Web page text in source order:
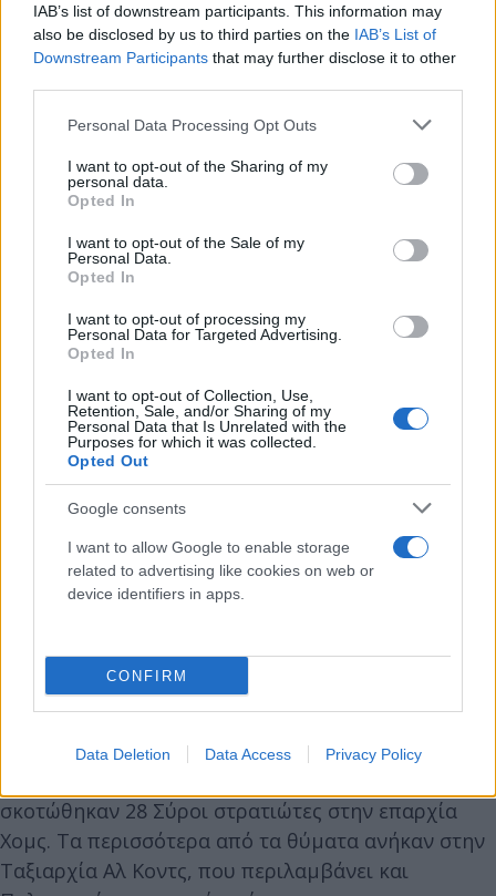
IAB’s list of downstream participants. This information may
also be disclosed by us to third parties on the IAB’s List of
Downstream Participants that may further disclose it to other
Please note that this website/app uses one or more Google
not limited to your visit or usage behaviour. You may click to
grant or deny consent to Google and its third-party tags to
use your data for below specified purposes in below Google
consent section.
Personal Data Processing Opt Outs
I want to opt-out of the Sharing of my
personal data.
Opted In
I want to opt-out of the Sale of my
Personal Data.
Opted In
I want to opt-out of processing my
Personal Data for Targeted Advertising.
Opted In
I want to opt-out of Collection, Use,
Retention, Sale, and/or Sharing of my
Personal Data that Is Unrelated with the
Purposes for which it was collected.
Opted Out
Google consents
I want to allow Google to enable storage
related to advertising like cookies on web or
device identifiers in apps.
CONFIRM
Data Deletion Data Access Privacy Policy
Ουάσινγκτον.
σκοτώθηκαν 28 Σύροι στρατιώτες στην επαρχία
Χομς. Τα περισσότερα από τα θύματα ανήκαν στην
Ταξιαρχία Αλ Κοντς, που περιλαμβάνει και